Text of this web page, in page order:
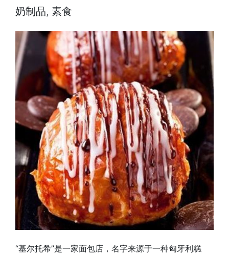
奶制品, 素食
“基尔托希”是一家面包店，名字来源于一种匈牙利糕